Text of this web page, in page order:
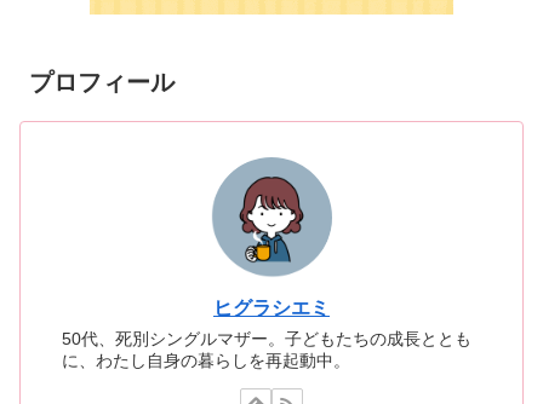
プロフィール
ヒグラシエミ
50代、死別シングルマザー。子どもたちの成長ととも
に、わたし自身の暮らしを再起動中。